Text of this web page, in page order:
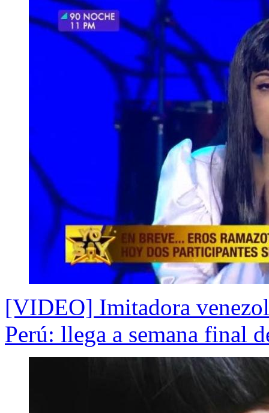
[VIDEO] Imitadora
Perú: llega a semana final